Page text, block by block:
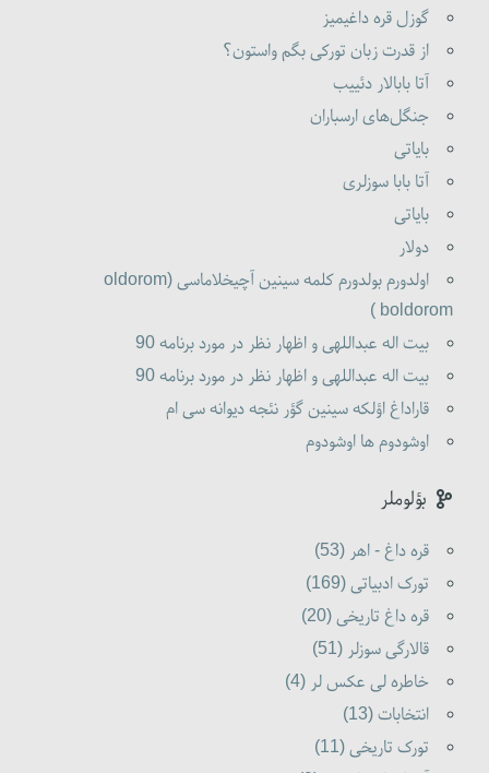
گوزل قره داغیمیز
از قدرت زبان تورکی بگم واستون؟
آتا بابالار دئییب
جنگل‌های ارسباران
بایاتی
آتا بابا سوزلری
بایاتی
دولار
اولدورم بولدورم کلمه سینین آچیخلاماسی (oldorom
boldorom )
بیت اله عبداللهی و اظهار نظر در مورد برنامه 90
بیت اله عبداللهی و اظهار نظر در مورد برنامه 90
قاراداغ اؤلکه سینین گؤر نئجه دیوانه سی ام
اوشودوم ها اوشودوم
بؤلوملر
قره داغ - اهر (53)
تورک ادبیاتی (169)
قره داغ تاریخی (20)
قالارگی سوزلر (51)
خاطره لی عکس لر (4)
انتخابات (13)
تورک تاریخی (11)